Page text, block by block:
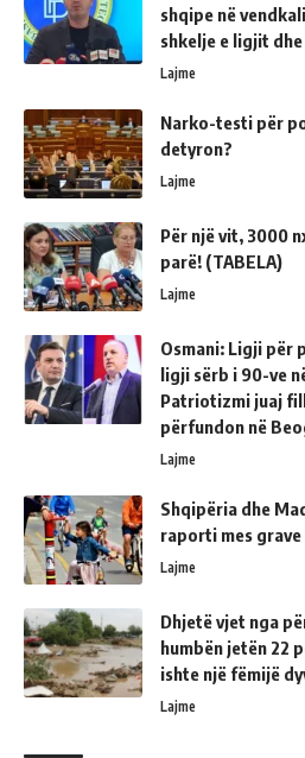
shqipe në
shkelje e ligjit
Lajme
Narko-testi për
detyron?
Lajme
Për një vit, 3000
parë! (TABELA)
Lajme
Osmani: Ligji për
ligji sërb i 90-ve
Patriotizmi juaj
përfundon në
Lajme
Shqipëria dhe
raporti mes
Lajme
Dhjetë vjet nga
humbën jetën 22
ishte një fëmijë
Lajme